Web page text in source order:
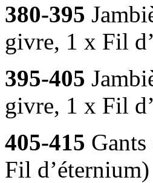
380-395
givre, 1 x Fil
395-405
givre, 1 x Fil
405-415
Fil d’éternium)